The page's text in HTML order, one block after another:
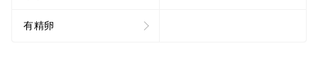
有精卵